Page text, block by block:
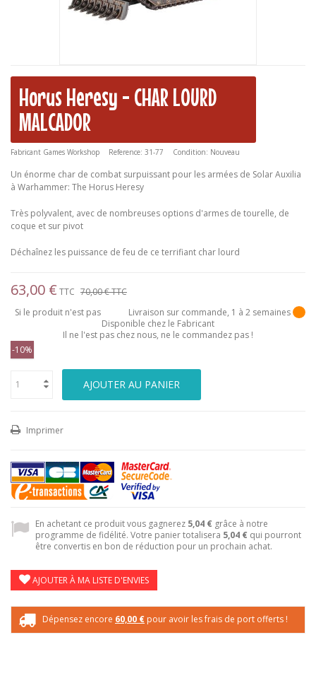
Horus Heresy - CHAR LOURD
MALCADOR
Fabricant Games Workshop Reference: 31-77 Condition: Nouveau
Un énorme char de combat surpuissant pour les armées de Solar Auxilia
à Warhammer: The Horus Heresy
Très polyvalent, avec de nombreuses options d'armes de tourelle, de
coque et sur pivot
Déchaînez les puissance de feu de ce terrifiant char lourd
63,00 € TTC 70,00 €TTC
Livraison sur commande, 1 à 2 semaines
Si le produit n'est pas
Disponible chez le Fabricant
Il ne l'est pas chez nous, ne le commandez pas !
-10%
AJOUTER AU PANIER
Imprimer
En achetant ce produit vous gagnerez 5,04 € grâce à notre
programme de fidélité. Votre panier totalisera 5,04 € qui pourront
être convertis en bon de réduction pour un prochain achat.
AJOUTER À MA LISTE D'ENVIES
Dépensez encore 60,00 € pour avoir les frais de port offerts !